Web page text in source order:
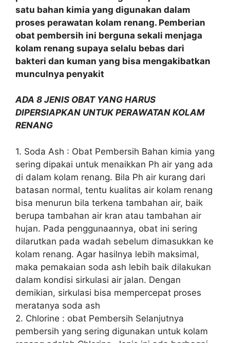
satu bahan kimia yang digunakan dalam
proses perawatan kolam renang. Pemberian
obat pembersih ini berguna sekali menjaga
kolam renang supaya selalu bebas dari
bakteri dan kuman yang bisa mengakibatkan
munculnya penyakit
ADA 8 JENIS OBAT YANG HARUS
DIPERSIAPKAN UNTUK PERAWATAN KOLAM
RENANG
1. Soda Ash : Obat Pembersih Bahan kimia yang
sering dipakai untuk menaikkan Ph air yang ada
di dalam kolam renang. Bila Ph air kurang dari
batasan normal, tentu kualitas air kolam renang
bisa menurun bila terkena tambahan air, baik
berupa tambahan air kran atau tambahan air
hujan. Pada penggunaannya, obat ini sering
dilarutkan pada wadah sebelum dimasukkan ke
kolam renang. Agar hasilnya lebih maksimal,
maka pemakaian soda ash lebih baik dilakukan
dalam kondisi sirkulasi air jalan. Dengan
demikian, sirkulasi bisa mempercepat proses
meratanya soda ash
2. Chlorine : obat Pembersih Selanjutnya
pembersih yang sering digunakan untuk kolam